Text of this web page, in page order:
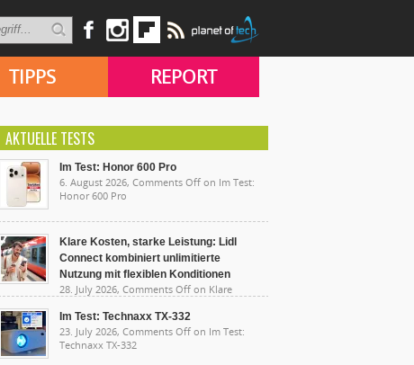
TIPPS REPORT
AKTUELLE TESTS
Im Test: Honor 600 Pro
6. August 2026, Comments Off on Im Test:
Honor 600 Pro
Klare Kosten, starke Leistung: Lidl
Connect kombiniert unlimitierte
Nutzung mit flexiblen Konditionen
28. July 2026, Comments Off on Klare
unlimitierte Nutzung mit flexiblen Konditionen
Im Test: Technaxx TX-332
23. July 2026, Comments Off on Im Test:
Technaxx TX-332